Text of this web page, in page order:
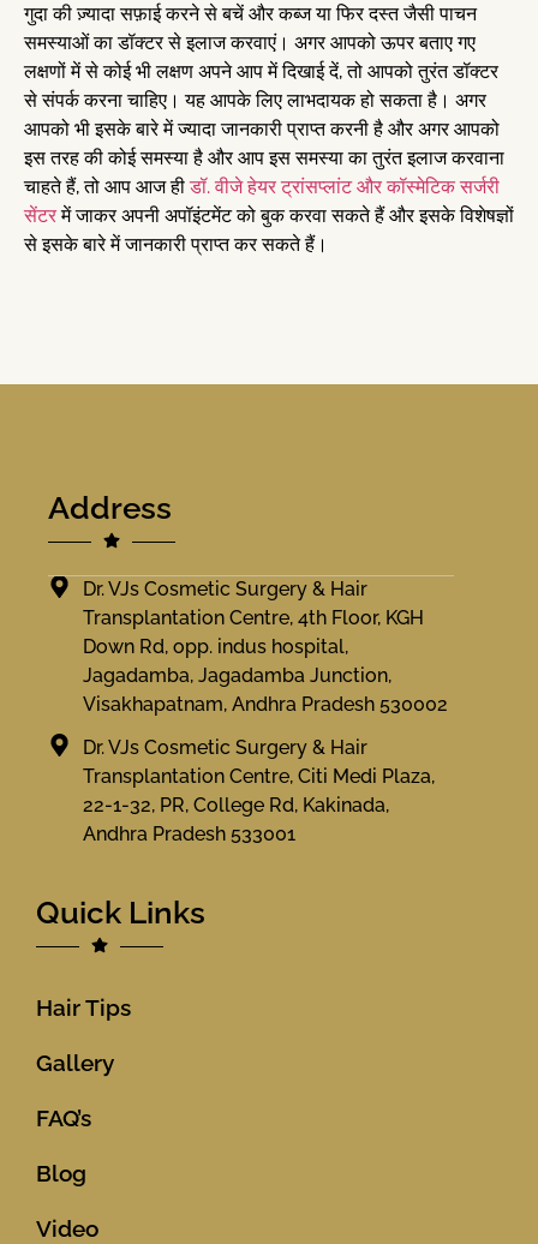
गुदा की ज़्यादा सफ़ाई करने से बचें और कब्ज या फिर दस्त जैसी पाचन
समस्याओं का डॉक्टर से इलाज करवाएं। अगर आपको ऊपर बताए गए
लक्षणों में से कोई भी लक्षण अपने आप में दिखाई दें, तो आपको तुरंत डॉक्टर
से संपर्क करना चाहिए। यह आपके लिए लाभदायक हो सकता है। अगर
आपको भी इसके बारे में ज्यादा जानकारी प्राप्त करनी है और अगर आपको
इस तरह की कोई समस्या है और आप इस समस्या का तुरंत इलाज करवाना
चाहते हैं, तो आप आज हीडॉ. वीजे हेयर ट्रांसप्लांट और कॉस्मेटिक सर्जरी
सेंटरमें जाकर अपनी अपॉइंटमेंट को बुक करवा सकते हैं और इसके विशेषज्ञों
से इसके बारे में जानकारी प्राप्त कर सकते हैं।
Address
Dr. VJs Cosmetic Surgery & Hair
Transplantation Centre, 4th Floor, KGH
Down Rd, opp. indus hospital,
Jagadamba, Jagadamba Junction,
Visakhapatnam, Andhra Pradesh 530002
Dr. VJs Cosmetic Surgery & Hair
Transplantation Centre, Citi Medi Plaza,
22-1-32, PR, College Rd, Kakinada,
Andhra Pradesh 533001
Quick Links
Hair Tips
Gallery
FAQ’s
Blog
Video